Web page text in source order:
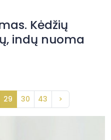
Kėdžių
indų nuoma
29 30 43 >